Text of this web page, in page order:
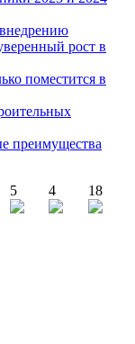
рост в
поместится в
преимущества
5 4 18